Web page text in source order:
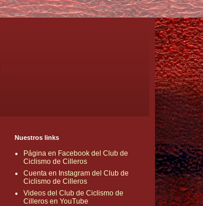
Nuestros links
Página en Facebook del Club de
Ciclismo de Cilleros
Cuenta en Instagram del Club de
Ciclismo de Cilleros
Videos del Club de Ciclismo de
Cilleros en YouTube